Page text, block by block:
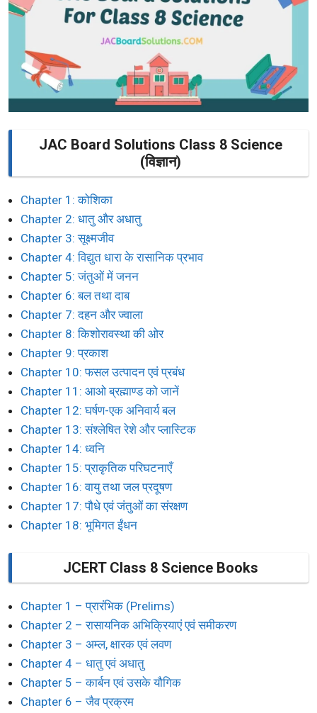
JAC Board Solutions Class 8 Science
(विज्ञान)
Chapter 1: कोशिका
Chapter 2: धातु और अधातु
Chapter 3: सूक्ष्मजीव
Chapter 4: विद्युत धारा के रासानिक प्रभाव
Chapter 5: जंतुओं में जनन
Chapter 6: बल तथा दाब
Chapter 7: दहन और ज्वाला
Chapter 8: किशोरावस्था की ओर
Chapter 9: प्रकाश
Chapter 10: फसल उत्पादन एवं प्रबंध
Chapter 11: आओ ब्रह्माण्ड को जानें
Chapter 12: घर्षण-एक अनिवार्य बल
Chapter 13: संश्लेषित रेशे और प्लास्टिक
Chapter 14: ध्वनि
Chapter 15: प्राकृतिक परिघटनाएँ
Chapter 16: वायु तथा जल प्रदूषण
Chapter 17: पौधे एवं जंतुओं का संरक्षण
Chapter 18: भूमिगत ईंधन
JCERT Class 8 Science Books
Chapter 1 – प्रारंभिक (Prelims)
Chapter 2 – रासायनिक अभिक्रियाएं एवं समीकरण
Chapter 3 – अम्ल, क्षारक एवं लवण
Chapter 4 – धातु एवं अधातु
Chapter 5 – कार्बन एवं उसके यौगिक
Chapter 6 – जैव प्रक्रम